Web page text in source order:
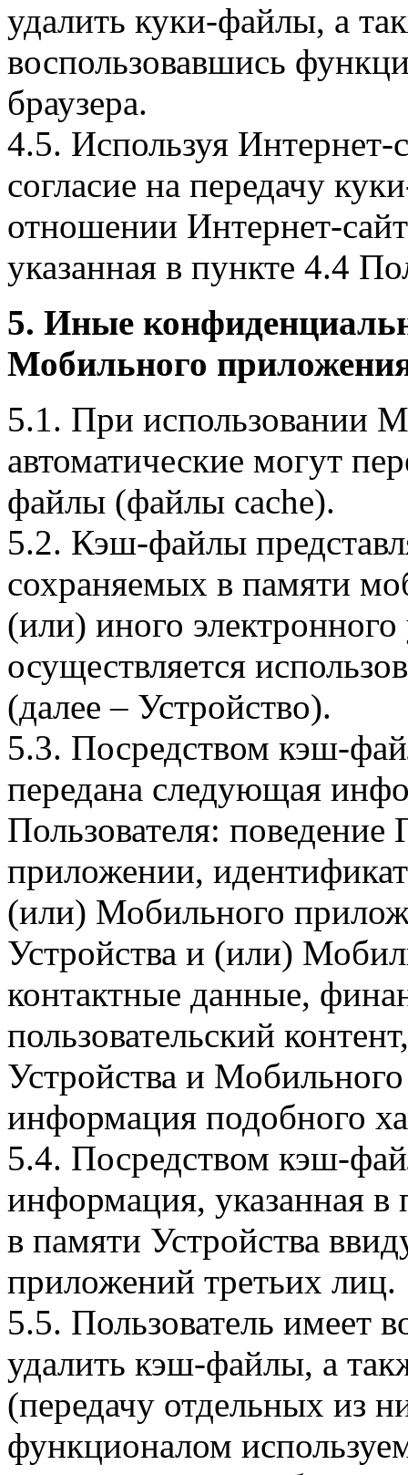
удалить куки-файлы, а
воспользовавшись
браузера.
4.5. Используя Интернет-
согласие на передачу
отношении Интернет-
указанная в пункте 4.4
5. Иные
Мобильного
5.1. При использовании
автоматические могут
файлы (файлы cache).
5.2. Кэш-файлы
сохраняемых в памяти
(или) иного электронного
осуществляется
(далее – Устройство).
5.3. Посредством кэш-
передана следующая
Пользователя:
приложении,
(или) Мобильного
Устройства и (или)
контактные данные,
пользовательский
Устройства и
информация подобного
5.4. Посредством кэш-
информация, указанная в
в памяти Устройства
приложений третьих лиц.
5.5. Пользователь имеет
удалить кэш-файлы, а
(передачу отдельных из
функционалом